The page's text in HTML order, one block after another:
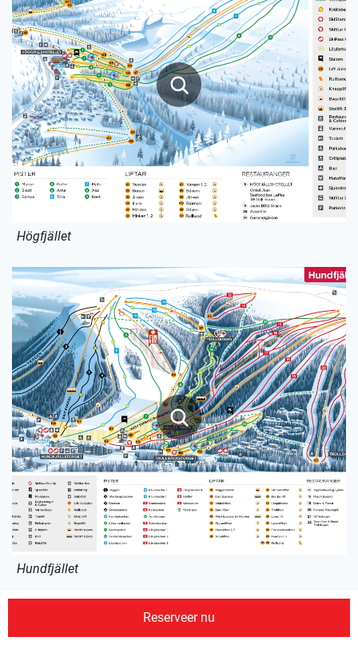
Högfjället
Hundfjället
Reserveer nu